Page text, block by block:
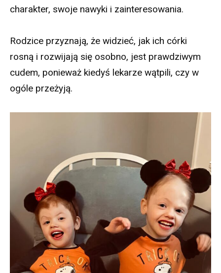
charakter, swoje nawyki i zainteresowania.
Rodzice przyznają, że widzieć, jak ich córki
rosną i rozwijają się osobno, jest prawdziwym
cudem, ponieważ kiedyś lekarze wątpili, czy w
ogóle przeżyją.